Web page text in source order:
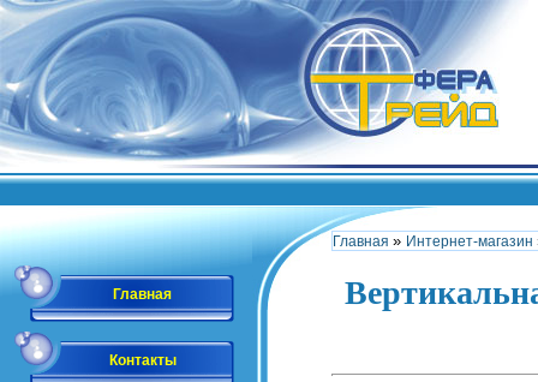
Главная
Контакты
Главная » Интернет-магазин